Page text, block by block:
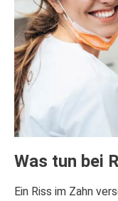
Was tun bei
Ein Riss im Zahn